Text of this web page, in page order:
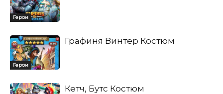
Герои
Герои
Графиня Винтер Костюм
Кетч, Бутс Костюм